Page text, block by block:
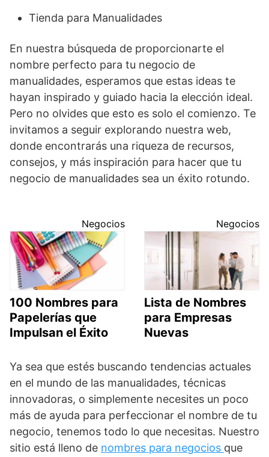
Tienda para Manualidades
En nuestra búsqueda de proporcionarte el
nombre perfecto para tu negocio de
manualidades, esperamos que estas ideas te
hayan inspirado y guiado hacia la elección ideal.
Pero no olvides que esto es solo el comienzo. Te
invitamos a seguir explorando nuestra web,
donde encontrarás una riqueza de recursos,
consejos, y más inspiración para hacer que tu
negocio de manualidades sea un éxito rotundo.
Negocios
100 Nombres para
Papelerías que
Impulsan el Éxito
Negocios
Lista de Nombres
para Empresas
Nuevas
Ya sea que estés buscando tendencias actuales
en el mundo de las manualidades, técnicas
innovadoras, o simplemente necesites un poco
más de ayuda para perfeccionar el nombre de tu
negocio, tenemos todo lo que necesitas. Nuestro
sitio está lleno de nombres para negocios que